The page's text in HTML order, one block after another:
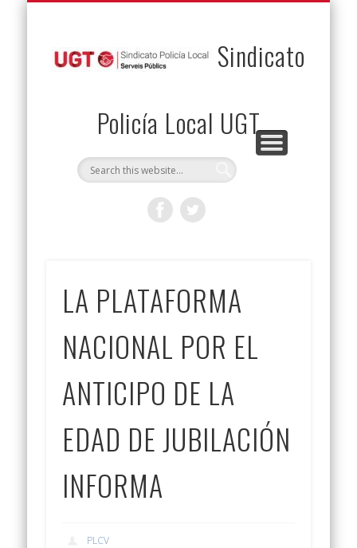
Sindicato
Policía Local UGT
LA PLATAFORMA
NACIONAL POR EL
ANTICIPO DE LA
EDAD DE JUBILACIÓN
INFORMA
PLCV